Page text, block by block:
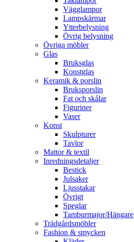
Vägglampor
Lampskärmar
Ytterbelysning
Övrig belysning
Övriga möbler
Glas
Bruksglas
Konstglas
Keramik & porslin
Bruksporslin
Fat och skålar
Figuriner
Vaser
Konst
Skulpturer
Tavlor
Mattor & textil
Inredningsdetaljer
Bestick
Julsaker
Ljusstakar
Övrigt
Speglar
Tamburmajor/Hängare
Trädgårdsmöbler
Fashion & smycken